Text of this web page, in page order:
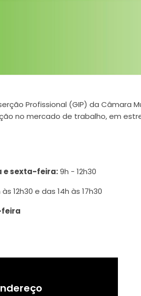
Profissional (GIP) da
no mercado de trabalho, em
e sexta-feira:9h - 12h30
às 12h30 e das 14h às 17h30
feira